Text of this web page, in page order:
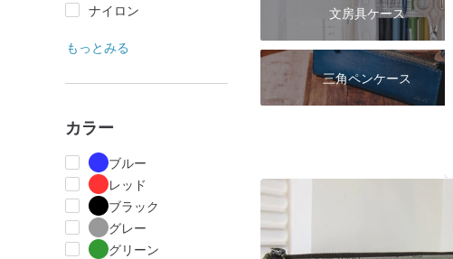
ナイロン
もっとみる
カラー
ブルー
レッド
ブラック
グレー
グリーン
文房具ケース
三角ペンケース